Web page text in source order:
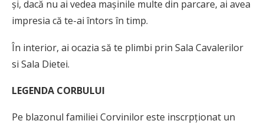
și, dacă nu ai vedea mașinile multe din parcare, ai avea
impresia că te-ai întors în timp.
În interior, ai ocazia să te plimbi prin Sala Cavalerilor
si Sala Dietei.
LEGENDA CORBULUI
Pe blazonul familiei Corvinilor este inscrpționat un